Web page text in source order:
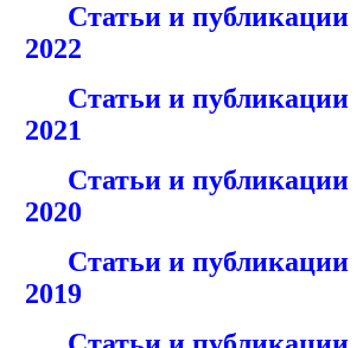
Статьи и публикации
2022
Статьи и публикации
2021
Статьи и публикации
2020
Статьи и публикации
2019